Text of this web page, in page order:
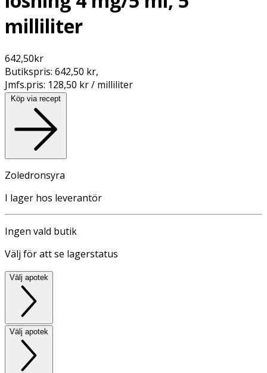
milliliter
642,50kr
Butikspris: 642,50 kr,
Jmfs.pris: 128,50 kr / milliliter
Köp via recept
Zoledronsyra
I lager hos leverantör
Ingen vald butik
Välj för att se lagerstatus
Välj apotek
Välj apotek